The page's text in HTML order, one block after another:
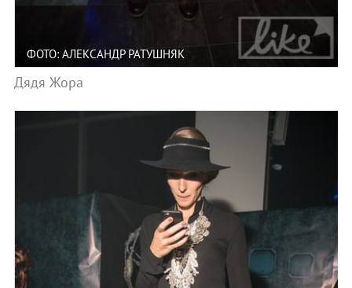
ФОТО: АЛЕКСАНДР РАТУШНЯК
Дядя Жора